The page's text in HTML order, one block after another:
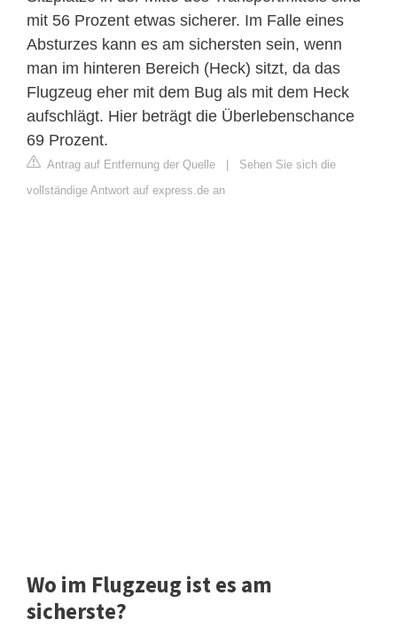
mit 56 Prozent etwas sicherer. Im Falle eines
Absturzes kann es am sichersten sein, wenn
man im hinteren Bereich (Heck) sitzt, da das
Flugzeug eher mit dem Bug als mit dem Heck
aufschlägt. Hier beträgt die Überlebenschance
69 Prozent.
Antrag auf Entfernung der Quelle
Sehen Sie sich die
vollständige Antwort auf express.de an
Wo im Flugzeug ist es am
sicherste?